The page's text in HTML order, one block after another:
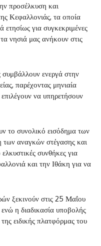
προσέλκυση και
Κεφαλλονιάς, τα οποία
για συγκεκριμένες
νησιά μας ανήκουν στις
ενεργά στην
παρέχοντας μηνιαία
να υπηρετήσουν
το συνολικό εισόδημα των
αναγκών στέγασης και
συνθήκες για
και την Ιθάκη για να
ξεκινούν στις 25 Μαΐου
η διαδικασία υποβολής
ειδικής πλατφόρμας του